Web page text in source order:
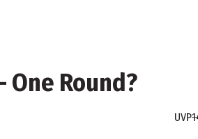
One Round?
UVP